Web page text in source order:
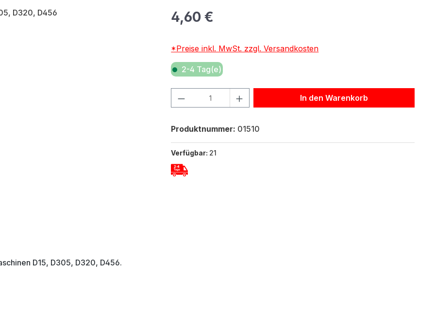
Regulärer Preis:
4,60 €
*Preise inkl. MwSt. zzgl. Versandkosten
2-4 Tag(e)
Produkt Anzahl: Gib den gewünschten Wert ein oder benutze die
In den Warenkorb
Produktnummer: 01510
Verfügbar: 21
D15, D305, D320, D456.